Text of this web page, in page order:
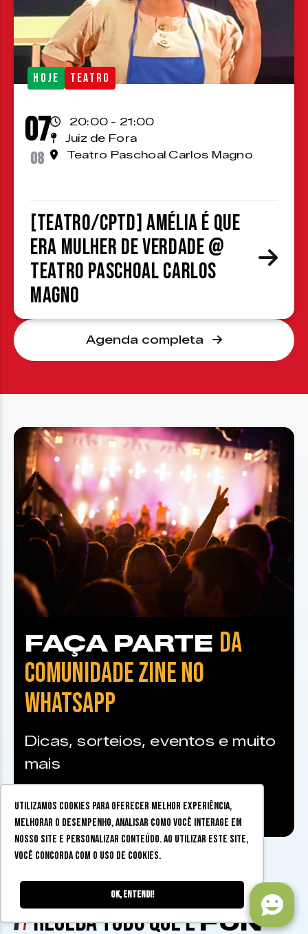
Utilizamos cookies para oferecer melhor experiência,
melhorar o desempenho, analisar como você interage em
nosso site e personalizar conteúdo. Ao utilizar este site,
você concorda com o uso de cookies.
Ok, entendi!
HOJE TEATRO
07
08
20:00 - 21:00
Juiz de Fora
Teatro Paschoal Carlos Magno
[TEATRO/CPTD] Amélia é que
era mulher de verdade @
Teatro Paschoal Carlos
Magno
Agenda completa
FAÇA PARTE DA
COMUNIDADE ZINE NO
WHATSAPP
Dicas, sorteios, eventos e muito
mais
Faça parte da comunidade
RECEBA TUDO QUE ÉFUN